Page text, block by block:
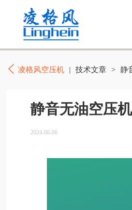
凌格风空压机 | 技术文章 > 静
静音无油空压
2024-06-06